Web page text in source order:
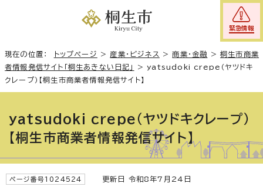
緊急情報
現在の位置： トップページ > 産業・ビジネス >商業・金融 >桐生市商業
者情報発信サイト「桐生あきない日記」
>yatsudoki crepe（ヤツドキ
クレープ）【桐生市商業者情報発信サイト】
yatsudoki crepe（ヤツドキクレープ）
【桐生市商業者情報発信サイト】
ページ番号1024524 更新日 令和8年7月24日